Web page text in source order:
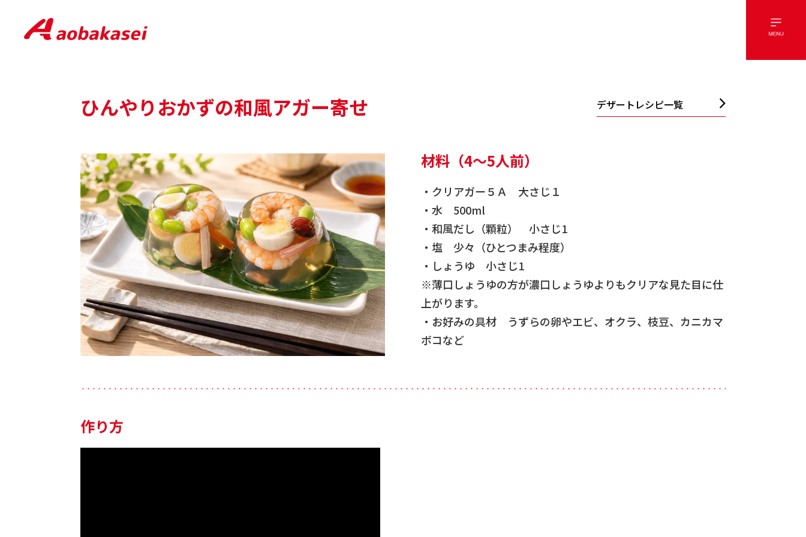
ひんやりおかずの和風アガー寄せ デザートレシピ一覧
材料（4～5人前）
・クリアガー５Ａ 大さじ１
・水 500ml
・和風だし（顆粒） 小さじ1
・塩 少々（ひとつまみ程度）
・しょうゆ 小さじ1
※薄口しょうゆの方が濃口しょうゆよりもクリアな見た目に仕
上がります。
・お好みの具材 うずらの卵やエビ、オクラ、枝豆、カニカマ
ボコなど
・・・・・・・・・・・・・・・・・・・・・・・・・・・・・・・・・・・・・・・・・・・・・・・・・・・・・・・・・・・・・・・・・・・・・・・・・・・・・・・・・・・・・・・・・・・・・・・・・・・・・・・・・・・・・・・・・・・・・・・・・・・・・・・・・・・・
作り方